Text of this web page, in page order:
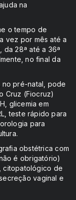
na
o tempo de
vez por mês até a
da 28ª até a 36ª
no final da
pré-natal, pode
Cruz (Fiocruz)
glicemia em
teste rápido para
para
obstétrica com
é obrigatório)
citopatológico de
vaginal e